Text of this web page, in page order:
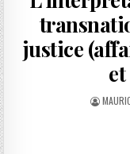
justice
et